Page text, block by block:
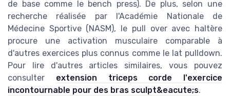
de base comme le bench press). De plus, selon une
recherche réalisée par l'Académie Nationale de
Médecine Sportive (NASM), le pull over avec haltère
procure une activation musculaire comparable à
d'autres exercices plus connus comme le lat pulldown.
Pour lire d'autres articles similaires, vous pouvez
consulter extension triceps corde l'exercice
incontournable pour des bras sculpt&eacute;s.